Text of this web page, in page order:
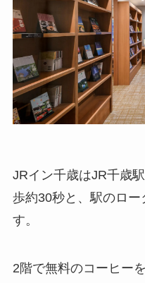
JRイン千歳はJR千歳
歩約30秒と、駅のロー
す。
2階で無料のコーヒー